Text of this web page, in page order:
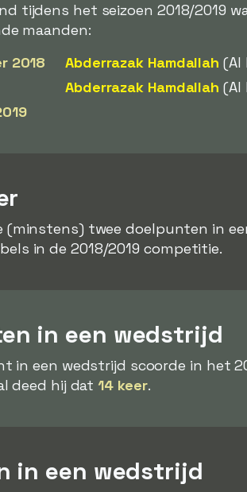
tijdens het seizoen 2018/2019
maanden:
2018
Abderrazak Hamdallah (Al
Abderrazak Hamdallah (Al
(minstens) twee doelpunten in
in de 2018/2019 competitie.
in een wedstrijd
een wedstrijd scoorde in het
deed hij dat14 keer.
in een wedstrijd